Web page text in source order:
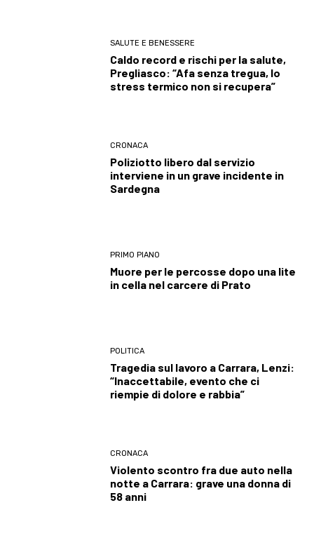
SALUTE E BENESSERE
Caldo record e rischi per la salute,
Pregliasco: “Afa senza tregua, lo
stress termico non si recupera”
CRONACA
Poliziotto libero dal servizio
interviene in un grave incidente in
Sardegna
PRIMO PIANO
Muore per le percosse dopo una lite
in cella nel carcere di Prato
POLITICA
Tragedia sul lavoro a Carrara, Lenzi:
“Inaccettabile, evento che ci
riempie di dolore e rabbia”
CRONACA
Violento scontro fra due auto nella
notte a Carrara: grave una donna di
58 anni